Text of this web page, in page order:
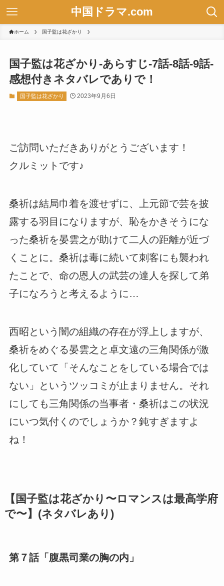
中国ドラマ.com
ホーム 国子監は花ざかり
国子監は花ざかり-あらすじ-7話-8話-9話-
感想付きネタバレでありで！
国子監は花ざかり 2023年9月6日
ご訪問いただきありがとうございます！
クルミットです♪
桑祈は結局巾着を渡せずに、上元節で芸を披
露する羽目になりますが、恥をかきそうにな
った桑祈を晏雲之が助けて二人の距離が近づ
くことに。桑祈は毒に続いて刺客にも襲われ
たことで、命の恩人の武芸の達人を探して弟
子になろうと考えるように…
西昭という闇の組織の存在が浮上しますが、
桑祈をめぐる晏雲之と卓文遠の三角関係が激
化していて「そんなことをしている場合では
ない」というツッコミが止まりません。それ
にしても三角関係の当事者・桑祈はこの状況
にいつ気付くのでしょうか？鈍すぎますよ
ね！
【国子監は花ざかり〜ロマンスは最高学府
で〜】(ネタバレあり)
第７話「腹黒司業の胸の内」